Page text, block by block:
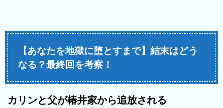
【あなたを地獄に堕とすまで】結末はどう
なる？最終回を考察！
カリンと父が椿井家から追放される